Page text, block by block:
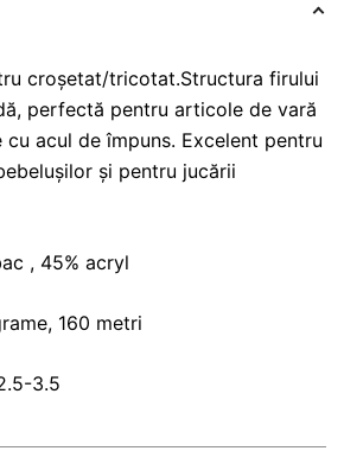
croșetat/tricotat.Structura firului
perfectă pentru articole de vară
acul de împuns. Excelent pentru
și pentru jucării
, 45% acryl
160 metri
3.5